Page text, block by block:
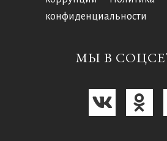
конфиденциальности
МЫ В